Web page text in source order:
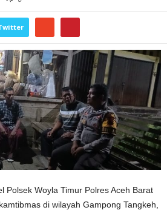
Polsek Woyla Timur Polres Aceh Barat
di wilayah Gampong Tangkeh,